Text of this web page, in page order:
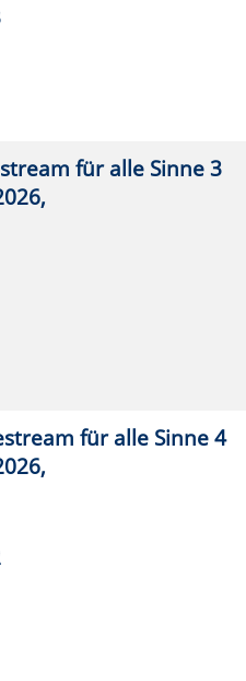
Raum
Konflikt oder